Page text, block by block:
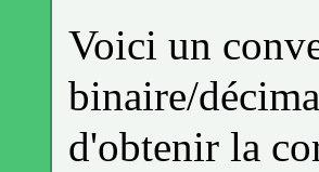
Voici un
binaire/
d'obtenir la